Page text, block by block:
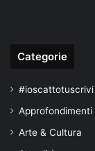
Categorie
#ioscattotuscrivi
Approfondimenti
Arte & Cultura